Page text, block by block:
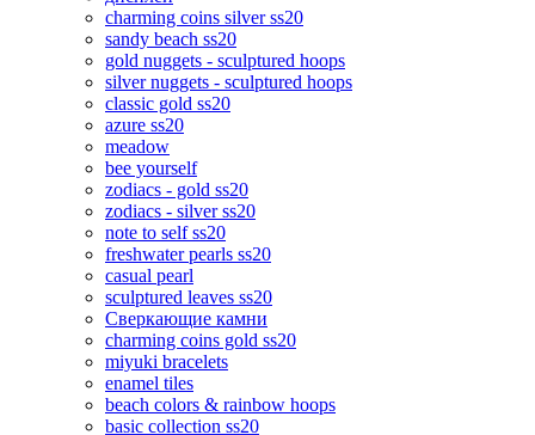
charming coins silver ss20
sandy beach ss20
gold nuggets - sculptured hoops
silver nuggets - sculptured hoops
classic gold ss20
azure ss20
meadow
bee yourself
zodiacs - gold ss20
zodiacs - silver ss20
note to self ss20
freshwater pearls ss20
casual pearl
sculptured leaves ss20
Сверкающие камни
charming coins gold ss20
miyuki bracelets
enamel tiles
beach colors & rainbow hoops
basic collection ss20